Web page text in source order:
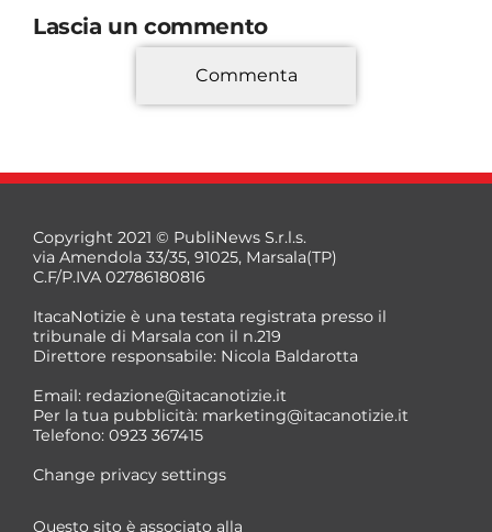
Lascia un commento
*
*
Commenta
Copyright 2021 © PubliNews S.r.l.s.
via Amendola 33/35, 91025, Marsala(TP)
C.F/P.IVA 02786180816
ItacaNotizie è una testata registrata presso il
tribunale di Marsala con il n.219
Direttore responsabile: Nicola Baldarotta
Email: redazione@itacanotizie.it
Per la tua pubblicità: marketing@itacanotizie.it
Telefono: 0923 367415
Change privacy settings
Questo sito è associato alla